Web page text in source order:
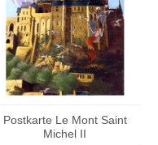
Postkarte Le Mont Saint
Michel II